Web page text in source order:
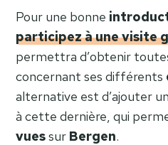
Pour une bonne
participez à une visite
permettra d’obtenir
concernant ses différents
alternative est d’ajouter
à cette dernière, qui
vuessur Bergen.